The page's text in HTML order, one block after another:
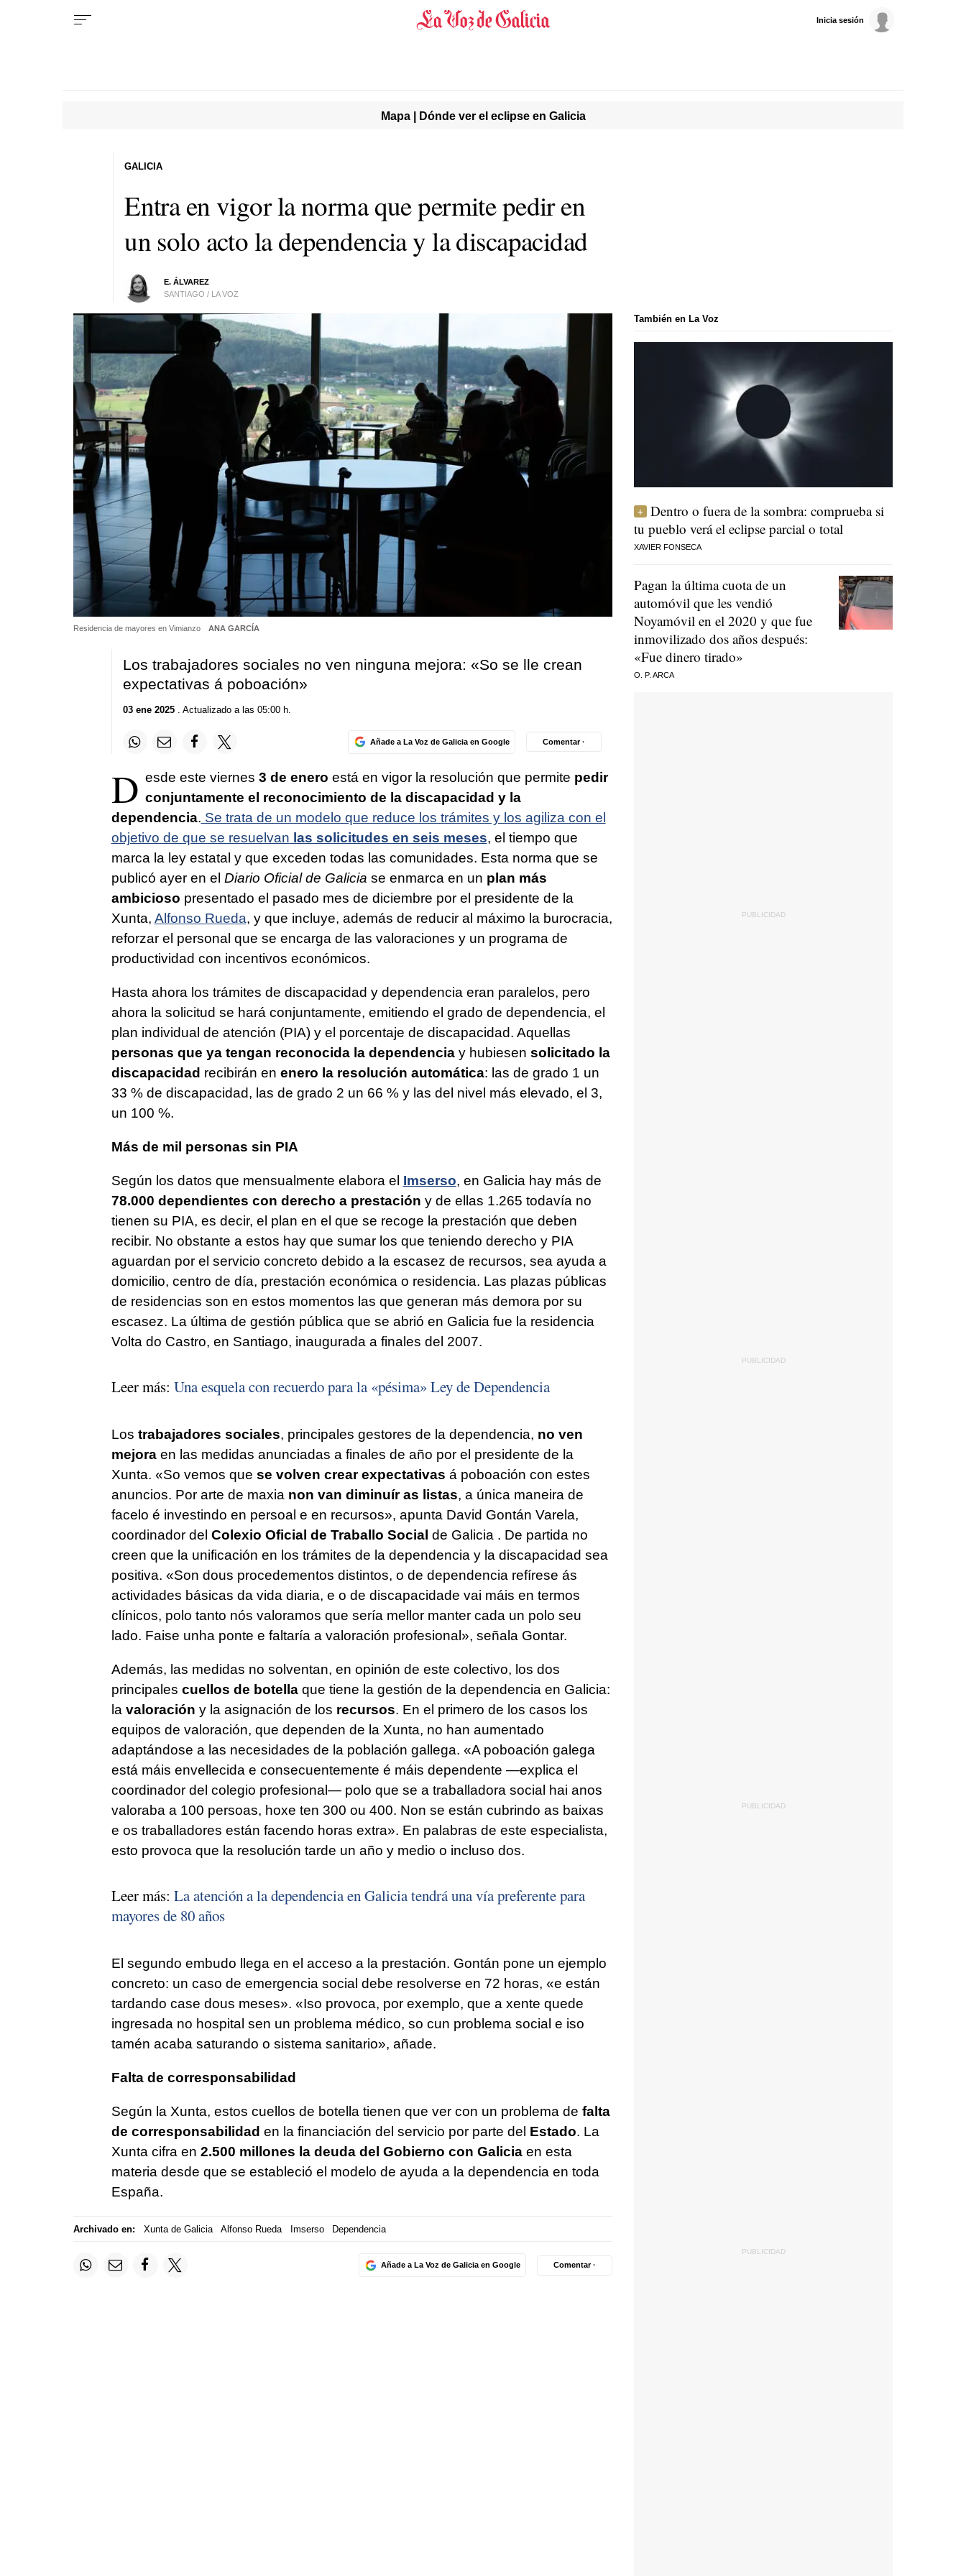
Inicia sesión
Mapa | Dónde ver el eclipse en Galicia
Entra en vigor la norma que permite pedir en
un solo acto la dependencia y la discapacidad
E. ÁLVAREZ
SANTIAGO / LA VOZ
GALICIA
Residencia de mayores en Vimianzo ANA GARCÍA
Los trabajadores sociales no ven ninguna mejora: «So se lle crean
expectativas á poboación»
03 ene 2025. Actualizado a las 05:00 h.
Añade a La Voz de Galicia en Google Comentar ·
D esde este viernes 3 de enero está en vigor la resolución que permite pedir
conjuntamente el reconocimiento de la discapacidad y la
dependencia. Se trata de un modelo que reduce los trámites y los agiliza con el
objetivo de que se resuelvan las solicitudes en seis meses, el tiempo que
marca la ley estatal y que exceden todas las comunidades. Esta norma que se
publicó ayer en el Diario Oficial de Galicia se enmarca en un plan más
ambicioso presentado el pasado mes de diciembre por el presidente de la
Xunta, Alfonso Rueda, y que incluye, además de reducir al máximo la burocracia,
reforzar el personal que se encarga de las valoraciones y un programa de
productividad con incentivos económicos.
Hasta ahora los trámites de discapacidad y dependencia eran paralelos, pero
ahora la solicitud se hará conjuntamente, emitiendo el grado de dependencia, el
plan individual de atención (PIA) y el porcentaje de discapacidad. Aquellas
personas que ya tengan reconocida la dependenciay hubiesen solicitado la
discapacidad recibirán en enero la resolución automática: las de grado 1 un
33 % de discapacidad, las de grado 2 un 66 % y las del nivel más elevado, el 3,
un 100 %.
Más de mil personas sin PIA
Según los datos que mensualmente elabora el Imserso, en Galicia hay más de
78.000 dependientes con derecho a prestación y de ellas 1.265 todavía no
tienen su PIA, es decir, el plan en el que se recoge la prestación que deben
recibir. No obstante a estos hay que sumar los que teniendo derecho y PIA
aguardan por el servicio concreto debido a la escasez de recursos, sea ayuda a
domicilio, centro de día, prestación económica o residencia. Las plazas públicas
de residencias son en estos momentos las que generan más demora por su
escasez. La última de gestión pública que se abrió en Galicia fue la residencia
Volta do Castro, en Santiago, inaugurada a finales del 2007.
Leer más: Una esquela con recuerdo para la «pésima» Ley de Dependencia
Los trabajadores sociales, principales gestores de la dependencia, no ven
mejoraen las medidas anunciadas a finales de año por el presidente de la
Xunta. «So vemos que se volven crear expectativas á poboación con estes
anuncios. Por arte de maxia non van diminuír as listas, a única maneira de
facelo é investindo en persoal e en recursos», apunta David Gontán Varela,
coordinador del Colexio Oficial de Traballo Social de Galicia . De partida no
creen que la unificación en los trámites de la dependencia y la discapacidad sea
positiva. «Son dous procedementos distintos, o de dependencia refírese ás
actividades básicas da vida diaria, e o de discapacidade vai máis en termos
clínicos, polo tanto nós valoramos que sería mellor manter cada un polo seu
lado. Faise unha ponte e faltaría a valoración profesional», señala Gontar.
Además, las medidas no solventan, en opinión de este colectivo, los dos
principales cuellos de botellaque tiene la gestión de la dependencia en Galicia:
la valoración y la asignación de los recursos. En el primero de los casos los
equipos de valoración, que dependen de la Xunta, no han aumentado
adaptándose a las necesidades de la población gallega. «A poboación galega
está máis envellecida e consecuentemente é máis dependente —explica el
coordinador del colegio profesional—polo que se a traballadora social hai anos
valoraba a 100 persoas, hoxe ten 300 ou 400. Non se están cubrindo as baixas
e os traballadores están facendo horas extra». En palabras de este especialista,
esto provoca que la resolución tarde un año y medio o incluso dos.
Leer más: La atención a la dependencia en Galicia tendrá una vía preferente para
mayores de 80 años
El segundo embudo llega en el acceso a la prestación. Gontán pone un ejemplo
concreto: un caso de emergencia social debe resolverse en 72 horas, «e están
tardando case dous meses». «Iso provoca, por exemplo, que a xente quede
ingresada no hospital sen un problema médico, so cun problema social e iso
tamén acaba saturando o sistema sanitario», añade.
Falta de corresponsabilidad
Según la Xunta, estos cuellos de botella tienen que ver con un problema de falta
de corresponsabilidad en la financiación del servicio por parte del Estado. La
Xunta cifra en 2.500 millones la deuda del Gobierno con Galiciaen esta
materia desde que se estableció el modelo de ayuda a la dependencia en toda
España.
Archivado en: Xunta de Galicia Alfonso Rueda Imserso Dependencia
Añade a La Voz de Galicia en Google Comentar ·
También en La Voz
Dentro o fuera de la sombra: comprueba si
tu pueblo verá el eclipse parcial o total
XAVIER FONSECA
Pagan la última cuota de un
automóvil que les vendió
Noyamóvil en el 2020 y que fue
inmovilizado dos años después:
«Fue dinero tirado»
O. P. ARCA